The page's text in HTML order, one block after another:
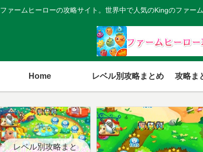
ファームヒーローの攻略サイト。世界中で人気のKingのファー
Home レベル別攻略まとめ 攻略ま
レベル別攻略まと